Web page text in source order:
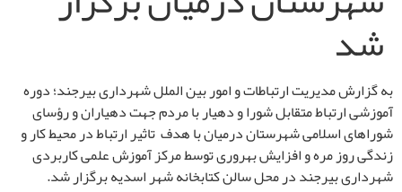
شد
به گزارش مدیریت ارتباطات و امور بین الملل شهرداری بیرجند؛ دوره
آموزشی ارتباط متقابل شورا و دهیار با مردم جهت دهیاران و رؤسای
شوراهای اسلامی شهرستان درمیان با هدف تاثیر ارتباط در محیط کار و
زندگی روز مره و افزایش بهروری توسط مرکز آموزش علمی کاربردی
شهرداری بیرجند در محل سالن کتابخانه شهر اسدیه برگزار شد.